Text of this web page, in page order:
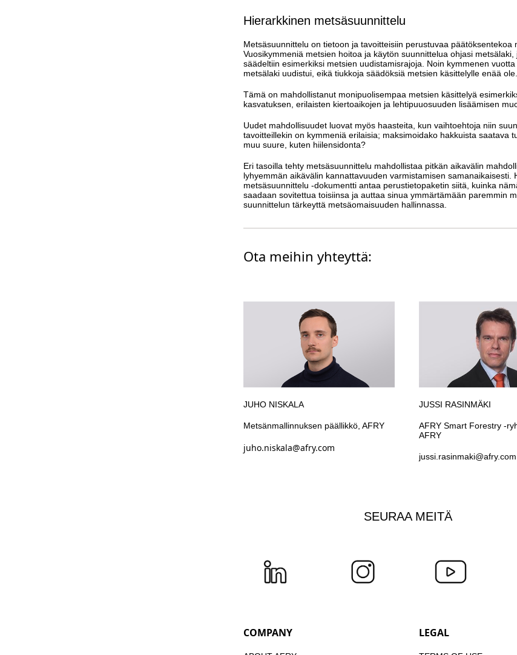
Hierarkkinen metsäsuunnittelu
Metsäsuunnittelu on tietoon ja tavoitteisiin perustuvaa päätöksentekoa
Vuosikymmeniä metsien hoitoa ja käytön suunnittelua ohjasi metsälaki,
säädeltiin esimerkiksi metsien uudistamisrajoja. Noin kymmenen vuotta
metsälaki uudistui, eikä tiukkoja säädöksiä metsien käsittelylle enää ole.
Tämä on mahdollistanut monipuolisempaa metsien käsittelyä
kasvatuksen, erilaisten kiertoaikojen ja lehtipuuosuuden lisäämisen
Uudet mahdollisuudet luovat myös haasteita, kun vaihtoehtoja niin
tavoitteillekin on kymmeniä erilaisia; maksimoidako hakkuista saatava
muu suure, kuten hiilensidonta?
Eri tasoilla tehty metsäsuunnittelu mahdollistaa pitkän aikavälin
lyhyemmän aikävälin kannattavuuden varmistamisen samanaikaisesti.
metsäsuunnittelu -dokumentti antaa perustietopaketin siitä, kuinka
saadaan sovitettua toisiinsa ja auttaa sinua ymmärtämään paremmin
suunnittelun tärkeyttä metsäomaisuuden hallinnassa.
Ota meihin yhteyttä:
JUHO NISKALA
Metsänmallinnuksen päällikkö, AFRY
juho.niskala@afry.com
JUSSI RASINMÄKI
AFRY Smart Forestry -
AFRY
jussi.rasinmaki@afry.com
SEURAA MEITÄ
COMPANY LEGAL